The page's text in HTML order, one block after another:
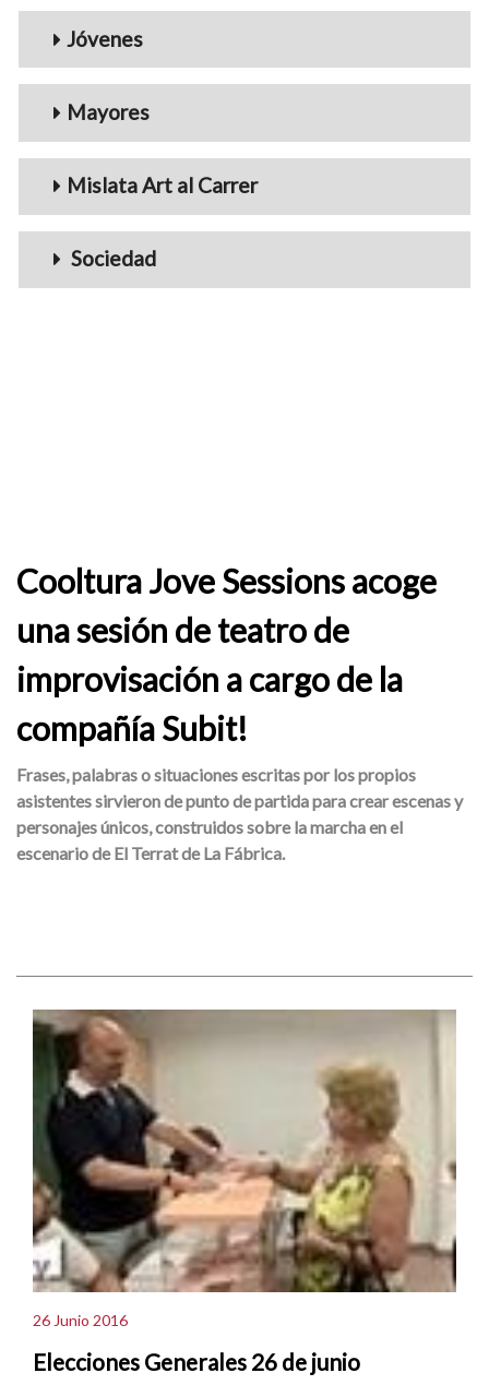
Jóvenes
Mayores
Mislata Art al Carrer
Sociedad
Cooltura Jove Sessions acoge
una sesión de teatro de
improvisación a cargo de la
compañía Subit!
Frases, palabras o situaciones escritas por los propios
asistentes sirvieron de punto de partida para crear escenas y
personajes únicos, construidos sobre la marcha en el
escenario de El Terrat de La Fábrica.
26 Junio 2016
Elecciones Generales 26 de junio